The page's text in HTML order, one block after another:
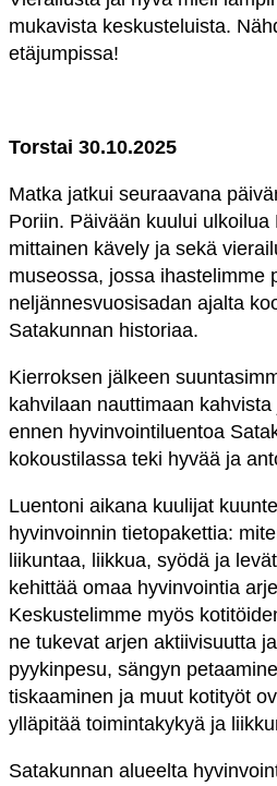
mukavista keskusteluista.
etäjumpissa!
Torstai 30.10.2025
Matka jatkui seuraavana
Poriin. Päivään kuului
mittainen kävely ja sekä
museossa, jossa ihastelimme
neljännesvuosisadan ajalta
Satakunnan historiaa.
Kierroksen jälkeen
kahvilaan nauttimaan
ennen hyvinvointiluentoa
kokoustilassa teki hyvää ja
Luentoni aikana kuulijat
hyvinvoinnin tietopakettia:
liikuntaa, liikkua, syödä ja
kehittää omaa hyvinvointia
Keskustelimme myös
ne tukevat arjen aktiivisuutta
pyykinpesu, sängyn
tiskaaminen ja muut kotityöt
ylläpitää toimintakykyä ja
Satakunnan alueelta